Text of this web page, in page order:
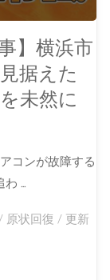
】横浜市
据えた
未然に
コンが故障する
わ …
/ 原状回復 / 更新